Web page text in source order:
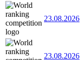
23.08.2026
23.08.2026